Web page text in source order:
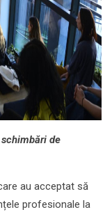
de
au acceptat să
profesionale la